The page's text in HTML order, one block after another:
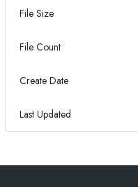
File Size
File Count
Create Date
Last Updated